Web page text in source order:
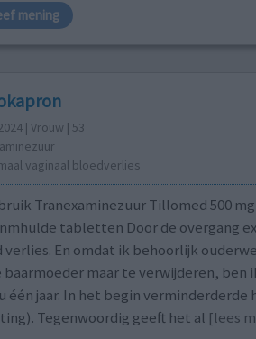
mening
| Vrouw | 53
vaginaal bloedverlies
Tranexaminezuur Tillomed 500
tabletten Door de overgang
verlies. En omdat ik behoorlijk
baarmoeder maar te verwijderen,
één jaar. In het begin
Tegenwoordig geeft het al [lees